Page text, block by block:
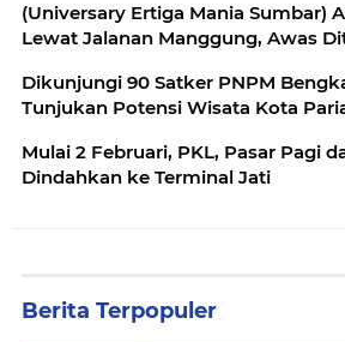
(Universary Ertiga Mania Sumbar)
Lewat Jalanan Manggung, Awas
Dikunjungi 90 Satker PNPM
Tunjukan Potensi Wisata Kota
Mulai 2 Februari, PKL, Pasar Pagi
Dindahkan ke Terminal Jati
Berita Terpopuler